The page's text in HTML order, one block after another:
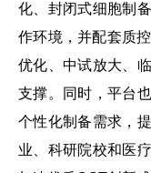
化、封闭式细胞制
作环境，并配套质
优化、中试放大、
支撑。同时，平台
个性化制备需求，
业、科研院校和医